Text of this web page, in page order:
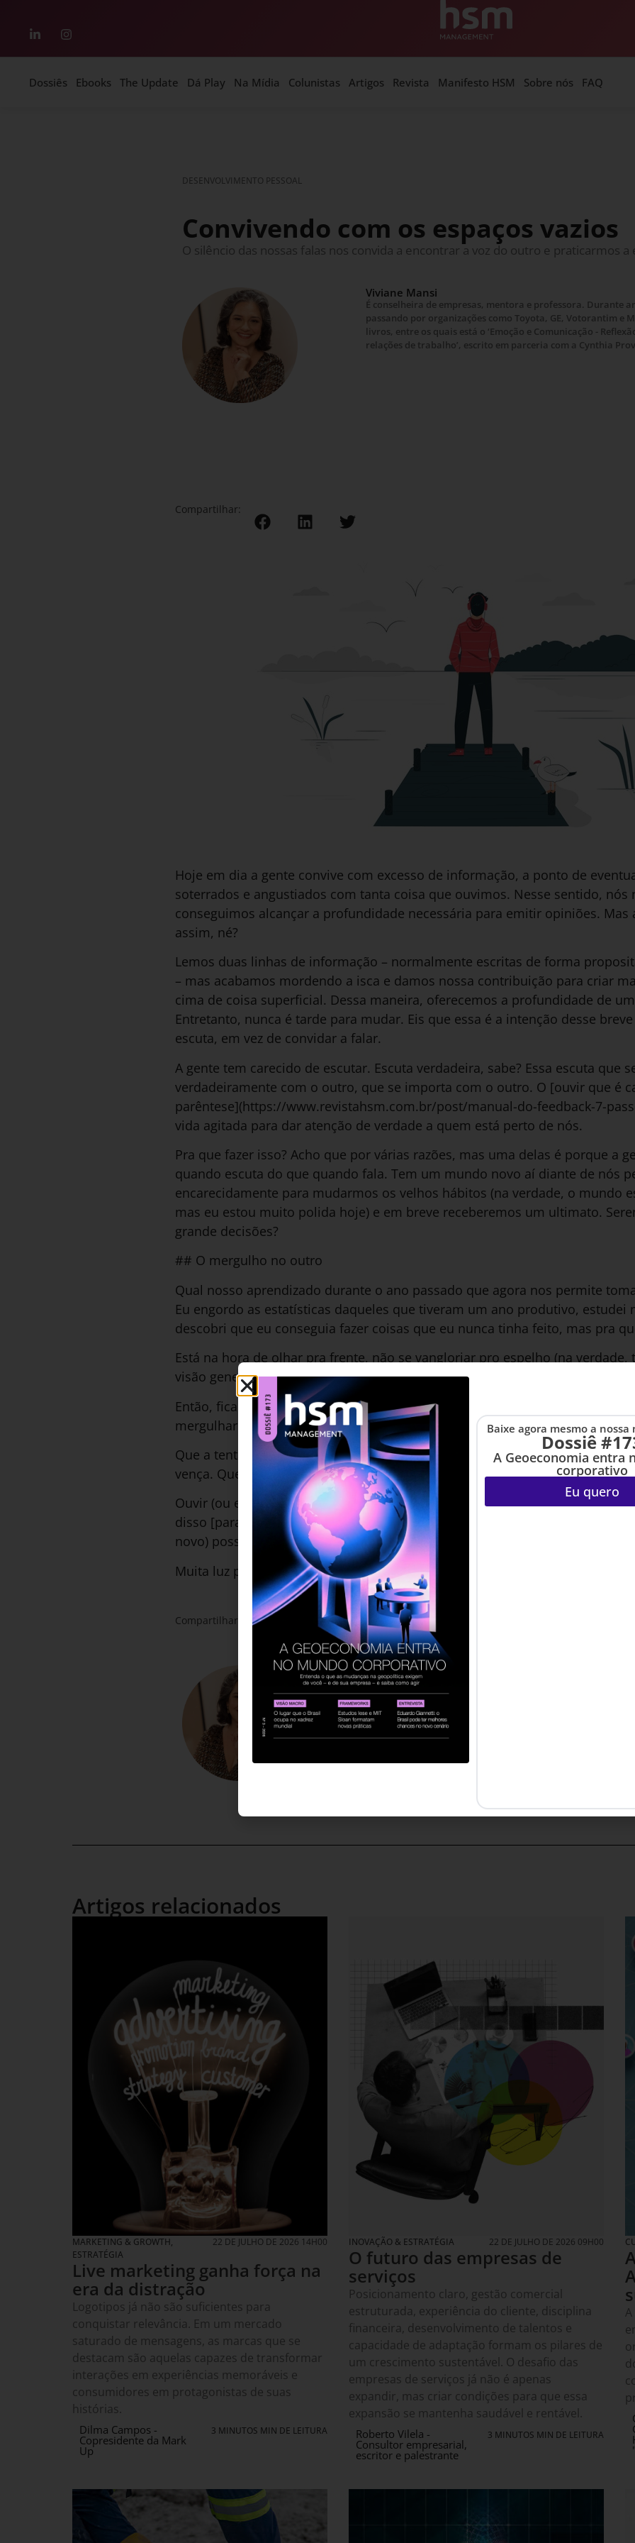
Dossiês Ebooks The Update Dá Play Na Mídia Colunistas Artigos Revista Manifesto HSM Sobre nós FAQ
DESENVOLVIMENTO PESSOAL
Convivendo com os espaços vazios
O silêncio das nossas falas nos convida a encontrar a voz do outro e praticarmos
Viviane Mansi
É conselheira de empresas, mentora e professora. Durante
passando por organizações como Toyota, GE, Votorantim e
livros, entre os quais está o ‘Emoção e Comunicação -
relações de trabalho’, escrito em parceria com a Cynthia
Compartilhar:
Hoje em dia a gente convive com excesso de informação, a ponto de
soterrados e angustiados com tanta coisa que ouvimos. Nesse sentido, nós
conseguimos alcançar a profundidade necessária para emitir opiniões. Mas
assim, né?
Lemos duas linhas de informação – normalmente escritas de forma
– mas acabamos mordendo a isca e damos nossa contribuição para criar
cima de coisa superficial. Dessa maneira, oferecemos a profundidade de
Entretanto, nunca é tarde para mudar. Eis que essa é a intenção desse
escuta, em vez de convidar a falar.
A gente tem carecido de escutar. Escuta verdadeira, sabe? Essa escuta que
verdadeiramente com o outro, que se importa com o outro. O [ouvir que é
parêntese](https://www.revistahsm.com.br/post/manual-do-feedback-7-
vida agitada para dar atenção de verdade a quem está perto de nós.
Pra que fazer isso? Acho que por várias razões, mas uma delas é porque a
quando escuta do que quando fala. Tem um mundo novo aí diante de nós
encarecidamente para mudarmos os velhos hábitos (na verdade, o mundo
mas eu estou muito polida hoje) e em breve receberemos um ultimato.
grande decisões?
## O mergulho no outro
Qual nosso aprendizado durante o ano passado que agora nos permite
Eu engordo as estatísticas daqueles que tiveram um ano produtivo, estudei
descobri que eu conseguia fazer coisas que eu nunca tinha feito, mas pra
Está na hora de olhar pra frente, não se vangloriar pro espelho (na verdade,
visão generosa consigo diante do espelho, só não considere isso a única
Então, fica aqui o meu desejo de que a gente aproveite mais os espaços
mergulharmos um pouco mais no que as pessoas precisam, entendem,
Que a tentação de preencher esses vazios com falas que podem ser tão
vença. Que possamos ouvir a direção que o silêncio tenta nos dar.
Ouvir (ou escutar, quando alguns preferem dizer) é uma forma de respeito
disso [para que esse ano](https://www.revistahsm.com.br/post/para-alem-
novo) possa ser melhor que o último.
Muita luz pra todos vocês em 2021!
Compartilhar:
Viviane Mansi
É conselheira de empresas, mentora e professora. Durante
passando por organizações como Toyota, GE, Votorantim e
livros, entre os quais está o ‘Emoção e Comunicação -
relações de trabalho’, escrito em parceria com a Cynthia
Artigos relacionados
MARKETING & GROWTH,
ESTRATÉGIA
22 DE JULHO DE 2026 14H00
Live marketing ganha força na
era da distração
Logotipos já não são suficientes para
conquistar relevância. Em um mercado
saturado de mensagens, as marcas que se
destacam são aquelas capazes de transformar
interações em experiências memoráveis e
consumidores em protagonistas de suas
histórias.
Dilma Campos -
Copresidente da Mark
Up
3 MINUTOS MIN DE LEITURA
INOVAÇÃO & ESTRATÉGIA 22 DE JULHO DE 2026 09H00
O futuro das empresas de
serviços
Posicionamento claro, gestão comercial
estruturada, experiência do cliente, disciplina
financeira, desenvolvimento de talentos e
capacidade de adaptação formam os pilares de
um crescimento sustentável. O desafio das
empresas de serviços já não é apenas
expandir, mas criar condições para que essa
expansão se mantenha saudável e rentável.
Roberto Vilela -
Consultor empresarial,
escritor e palestrante
3 MINUTOS MIN DE LEITURA
Baixe agora mesmo a nossa
Dossiê
A Geoeconomia entra
corporativo
Eu quero